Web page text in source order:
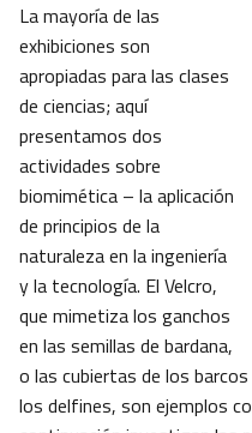
La mayoría de las
exhibiciones son
apropiadas para las clases
de ciencias; aquí
presentamos dos
actividades sobre
biomimética – la aplicación
de principios de la
naturaleza en la ingeniería
y la tecnología. El Velcro,
que mimetiza los ganchos
en las semillas de bardana,
o las cubiertas de los
los delfines, son ejemplos